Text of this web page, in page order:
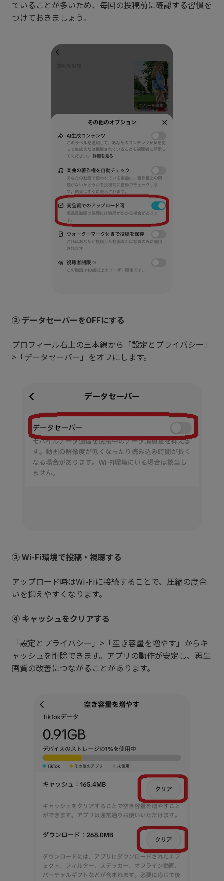
ていることが多いため、毎回の投稿前に確認する習慣を
つけておきましょう。
② データセーバーをOFFにする
プロフィール右上の三本線から「設定とプライバシー」
>「データセーバー」をオフにします。
③ Wi-Fi環境で投稿・視聴する
アップロード時はWi-Fiに接続することで、圧縮の度合
いを抑えやすくなります。
④ キャッシュをクリアする
「設定とプライバシー」>「空き容量を増やす」からキ
ャッシュを削除できます。アプリの動作が安定し、再生
画質の改善につながることがあります。